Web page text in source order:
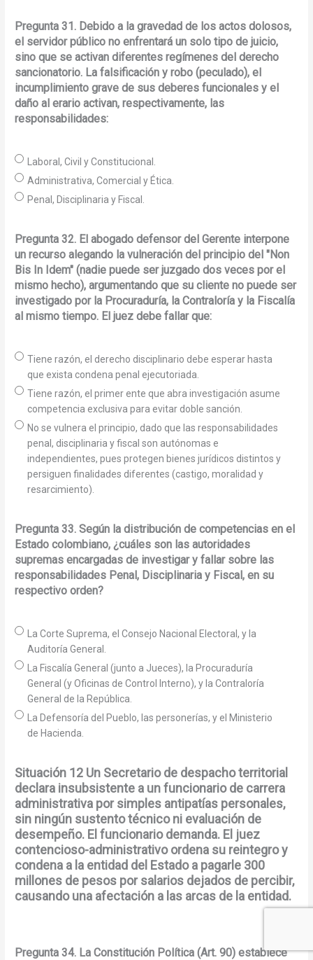
Pregunta 31. Debido a la gravedad de los actos dolosos,
el servidor público no enfrentará un solo tipo de juicio,
sino que se activan diferentes regímenes del derecho
sancionatorio. La falsificación y robo (peculado), el
incumplimiento grave de sus deberes funcionales y el
daño al erario activan, respectivamente, las
responsabilidades:
Laboral, Civil y Constitucional.
Administrativa, Comercial y Ética.
Penal, Disciplinaria y Fiscal.
Pregunta 32. El abogado defensor del Gerente interpone
un recurso alegando la vulneración del principio del "Non
Bis In Idem" (nadie puede ser juzgado dos veces por el
mismo hecho), argumentando que su cliente no puede ser
investigado por la Procuraduría, la Contraloría y la Fiscalía
al mismo tiempo. El juez debe fallar que:
Tiene razón, el derecho disciplinario debe esperar hasta
que exista condena penal ejecutoriada.
Tiene razón, el primer ente que abra investigación asume
competencia exclusiva para evitar doble sanción.
No se vulnera el principio, dado que las responsabilidades
penal, disciplinaria y fiscal son autónomas e
independientes, pues protegen bienes jurídicos distintos y
persiguen finalidades diferentes (castigo, moralidad y
resarcimiento).
Pregunta 33. Según la distribución de competencias en el
Estado colombiano, ¿cuáles son las autoridades
supremas encargadas de investigar y fallar sobre las
responsabilidades Penal, Disciplinaria y Fiscal, en su
respectivo orden?
La Corte Suprema, el Consejo Nacional Electoral, y la
Auditoría General.
La Fiscalía General (junto a Jueces), la Procuraduría
General (y Oficinas de Control Interno), y la Contraloría
General de la República.
La Defensoría del Pueblo, las personerías, y el Ministerio
de Hacienda.
Situación 12 Un Secretario de despacho territorial
declara insubsistente a un funcionario de carrera
administrativa por simples antipatías personales,
sin ningún sustento técnico ni evaluación de
desempeño. El funcionario demanda. El juez
contencioso-administrativo ordena su reintegro y
condena a la entidad del Estado a pagarle 300
millones de pesos por salarios dejados de percibir,
causando una afectación a las arcas de la entidad.
Pregunta 34. La Constitución Política (Art. 90) establece